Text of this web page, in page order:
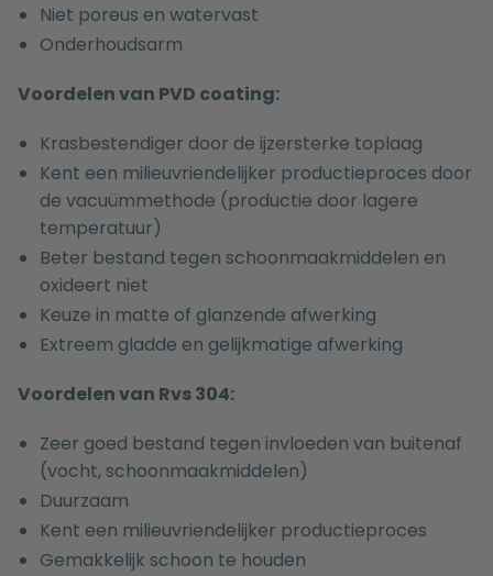
Niet poreus en watervast
Onderhoudsarm
Voordelen van PVD coating:
Krasbestendiger door de ijzersterke toplaag
Kent een milieuvriendelijker productieproces door
de vacuümmethode (productie door lagere
temperatuur)
Beter bestand tegen schoonmaakmiddelen en
oxideert niet
Keuze in matte of glanzende afwerking
Extreem gladde en gelijkmatige afwerking
Voordelen van Rvs 304:
Zeer goed bestand tegen invloeden van buitenaf
(vocht, schoonmaakmiddelen)
Duurzaam
Kent een milieuvriendelijker productieproces
Gemakkelijk schoon te houden